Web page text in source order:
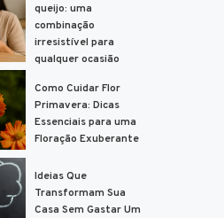
queijo: uma
combinação
irresistível para
qualquer ocasião
Como Cuidar Flor
Primavera: Dicas
Essenciais para uma
Floração Exuberante
Ideias Que
Transformam Sua
Casa Sem Gastar Um